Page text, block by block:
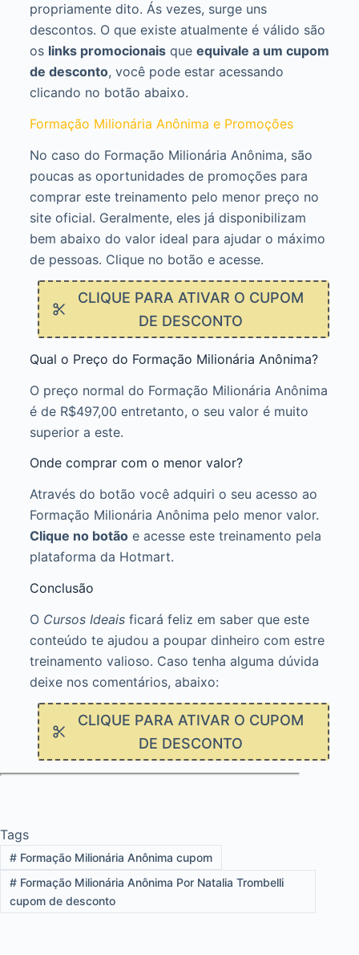
propriamente dito. Ás vezes, surge uns
descontos. O que existe atualmente é válido são
os links promocionaisque equivale a um cupom
de desconto, você pode estar acessando
clicando no botão abaixo.
Formação Milionária Anônima e Promoções
No caso do Formação Milionária Anônima, são
poucas as oportunidades de promoções para
comprar este treinamento pelo menor preço no
site oficial. Geralmente, eles já disponibilizam
bem abaixo do valor ideal para ajudar o máximo
de pessoas. Clique no botão e acesse.
CLIQUE PARA ATIVAR O CUPOM
DE DESCONTO
Qual o Preço do Formação Milionária Anônima?
O preço normal do Formação Milionária Anônima
é de R$497,00 entretanto, o seu valor é muito
superior a este.
Onde comprar com o menor valor?
Através do botão você adquiri o seu acesso ao
Formação Milionária Anônima pelo menor valor.
Clique no botãoe acesse este treinamento pela
plataforma da Hotmart.
Conclusão
O Cursos Ideaisficará feliz em saber que este
conteúdo te ajudou a poupar dinheiro com estre
treinamento valioso. Caso tenha alguma dúvida
deixe nos comentários, abaixo:
CLIQUE PARA ATIVAR O CUPOM
DE DESCONTO
Tags
#Formação Milionária Anônima cupom
#Formação Milionária Anônima Por Natalia Trombelli
cupom de desconto